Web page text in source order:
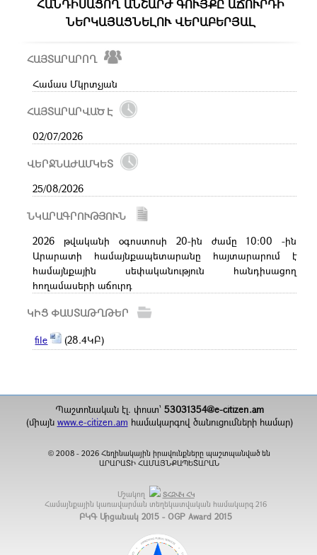
ՀԱՆԴԻՍԱՑՈՂ ԱՆՇԱՐԺ ԳՈՒՅՔԸ ԱՃՈՒՐԴԻ
ՆԵՐԿԱՅԱՑՆԵԼՈՒ ՎԵՐԱԲԵՐՅԱԼ
ՀԱՅՏԱՐԱՐՈՂ
Համաս Մկրտչյան
ՀԱՅՏԱՐԱՐՎԱԾ Է
02/07/2026
ՎԵՐՋՆԱԺԱՄԿԵՏ
25/08/2026
ՆԿԱՐԱԳՐՈՒԹՅՈՒՆ
2026 թվականի օգոստոսի 20-ին ժամը 10:00 -ին
Արարատի համայնքապետարանը հայտարարում է
համայնքային սեփականություն հանդիսացող
հողամասերի աճուրդ
ԿԻՑ ՓԱՍՏԱԹՂԹԵՐ
file
(28.4ԿԲ)
Պաշտոնական էլ. փոստ` 53031354@e-citizen.am
(միայն www.e-citizen.am համակարգով ծանուցումների համար)
© 2008 -2026 Հեղինակային իրավունքները պաշտպանված են
ԱՐԱՐԱՏԻ ՀԱՄԱՅՆՔԱՊԵՏԱՐԱՆ
Մշակող ՏՀԶՎԿ ՀԿ
Համայնքային կառավարման տեղեկատվական համակարգ 216
ԲԿԳ Մրցանակ 2015 - OGP Award 2015